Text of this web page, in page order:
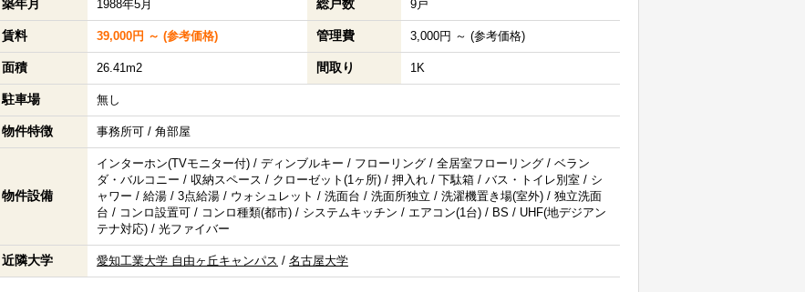
築年月 1988年5月 総戸数 9戸
賃料 39,000円 ～ (参考価格) 管理費 3,000円 ～ (参考価格)
面積 26.41m2 間取り 1K
駐車場 無し
物件特徴 事務所可 / 角部屋
物件設備
インターホン(TVモニター付) / ディンブルキー / フローリング / 全居室フローリング / ベラン
ダ・バルコニー / 収納スペース / クローゼット(1ヶ所) / 押入れ / 下駄箱 / バス・トイレ別室 / シ
ャワー / 給湯 / 3点給湯 / ウォシュレット / 洗面台 / 洗面所独立 / 洗濯機置き場(室外) / 独立洗面
台 / コンロ設置可 / コンロ種類(都市) / システムキッチン / エアコン(1台) / BS / UHF(地デジアン
テナ対応) / 光ファイバー
近隣大学 愛知工業大学 自由ヶ丘キャンパス / 名古屋大学